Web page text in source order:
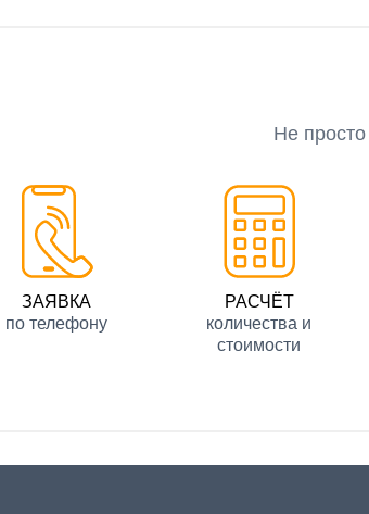
Не
ЗАЯВКА
по телефону
РАСЧЁТ
количества и
стоимости